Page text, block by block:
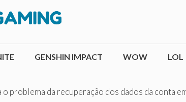
GENSHIN IMPACT WOW LOL
o problema da recuperação dos dados da conta